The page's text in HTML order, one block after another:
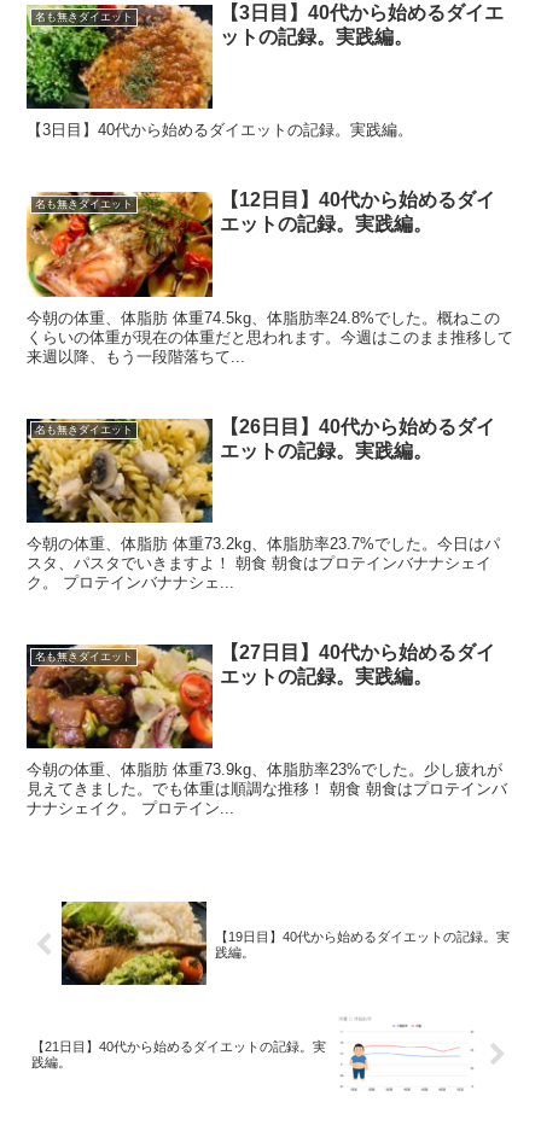
名も無きダイエット
【3日目】40代から始めるダイエ
ットの記録。実践編。
【3日目】40代から始めるダイエットの記録。実践編。
名も無きダイエット
【12日目】40代から始めるダイ
エットの記録。実践編。
今朝の体重、体脂肪 体重74.5kg、体脂肪率24.8%でした。概ねこの
くらいの体重が現在の体重だと思われます。今週はこのまま推移して
来週以降、もう一段階落ちて...
名も無きダイエット
【26日目】40代から始めるダイ
エットの記録。実践編。
今朝の体重、体脂肪 体重73.2kg、体脂肪率23.7%でした。今日はパ
スタ、パスタでいきますよ！ 朝食 朝食はプロテインバナナシェイ
ク。 プロテインバナナシェ...
名も無きダイエット
【27日目】40代から始めるダイ
エットの記録。実践編。
今朝の体重、体脂肪 体重73.9kg、体脂肪率23%でした。少し疲れが
見えてきました。でも体重は順調な推移！ 朝食 朝食はプロテインバ
ナナシェイク。 プロテイン...
【19日目】40代から始めるダイエットの記録。実
践編。
【21日目】40代から始めるダイエットの記録。実
践編。